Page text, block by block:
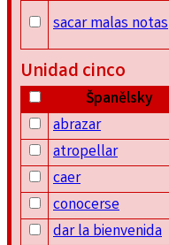
sacar malas notas
Unidad cinco
Španělsky
abrazar
atropellar
caer
conocerse
dar la bienvenida